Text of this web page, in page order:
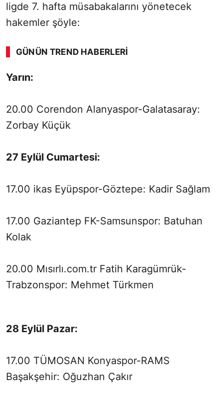
ligde 7. hafta müsabakalarını yönetecek
hakemler şöyle:
GÜNÜN TREND HABERLERI
00:02 / 02:14
Yarın:
20.00 Corendon Alanyaspor-Galatasaray:
Zorbay Küçük
27 Eylül Cumartesi:
17.00 ikas Eyüpspor-Göztepe: Kadir Sağlam
17.00 Gaziantep FK-Samsunspor: Batuhan
Kolak
20.00 Mısırlı.com.tr Fatih Karagümrük-
Trabzonspor: Mehmet Türkmen
28 Eylül Pazar:
17.00 TÜMOSAN Konyaspor-RAMS
Başakşehir: Oğuzhan Çakır